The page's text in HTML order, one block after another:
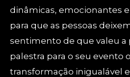
dinâmicas, emocionantes
para que as pessoas
sentimento de que valeu a
palestra para o seu evento
transformação inigualável